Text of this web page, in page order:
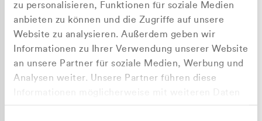
zu personalisieren, Funktionen für soziale Medien
anbieten zu können und die Zugriffe auf unsere
Website zu analysieren. Außerdem geben wir
Informationen zu Ihrer Verwendung unserer Website
an unsere Partner für soziale Medien, Werbung und
Analysen weiter. Unsere Partner führen diese
Apilash Balanesan